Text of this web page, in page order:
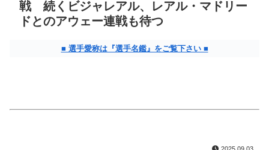
戦 続くビジャレアル、レアル・マドリー
ドとのアウェー連戦も待つ
■ 選手愛称は『選手名鑑』をご覧下さい ■
2025.09.03